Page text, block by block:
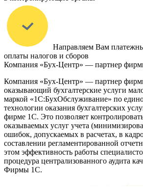
Направляем Вам
оплаты налогов и сборов
Компания «Бух-Центр» — партнер
Компания «Бух-Центр» — партнер
оказывающий бухгалтерские услуги
маркой «1С:БухОбслуживание» по
технологии оказания бухгалтерских
фирме 1С. Это позволяет
оказываемых услуг учета
ошибок, допускаемых в расчетах, в
составлении регламентированной
этом эффективность работы
процедура централизованного аудита
Фирмы 1С.